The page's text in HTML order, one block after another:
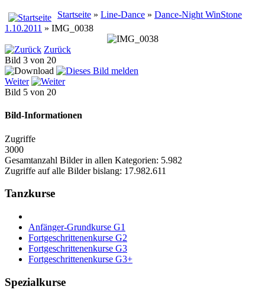
Startseite » Line-Dance » Dance-Night WinStone
1.10.2011 » IMG_0038
Zurück
Bild 3 von 20
Weiter
Bild 5 von 20
Bild-Informationen
Zugriffe
3000
Gesamtanzahl Bilder in allen Kategorien: 5.982
Zugriffe auf alle Bilder bislang: 17.982.611
Tanzkurse
Anfänger-Grundkurse G1
Fortgeschrittenenkurse G2
Fortgeschrittenenkurse G3
Fortgeschrittenenkurse G3+
Spezialkurse